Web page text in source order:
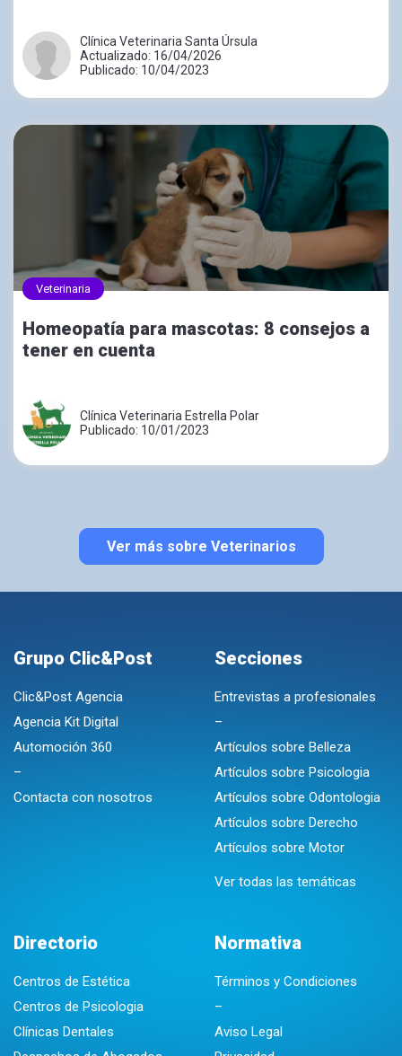
Clínica Veterinaria Santa Úrsula
Actualizado: 16/04/2026
Publicado: 10/04/2023
Veterinaria
Homeopatía para mascotas: 8 consejos a
tener en cuenta
Clínica Veterinaria Estrella Polar
Publicado: 10/01/2023
Ver más sobre Veterinarios
Grupo Clic&Post
Clic&Post Agencia
Agencia Kit Digital
Automoción 360
–
Contacta con nosotros
Secciones
Entrevistas a profesionales
–
Artículos sobre Belleza
Artículos sobre Psicologia
Artículos sobre Odontologia
Artículos sobre Derecho
Artículos sobre Motor
Ver todas las temáticas
Directorio
Centros de Estética
Centros de Psicologia
Clínicas Dentales
Normativa
Términos y Condiciones
–
Aviso Legal